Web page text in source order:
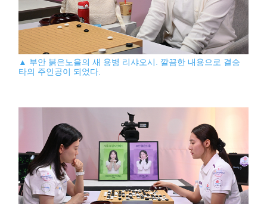
▲ 부안 붉은노을의 새 용병 리샤오시. 깔끔한 내용으로 결승
타의 주인공이 되었다.